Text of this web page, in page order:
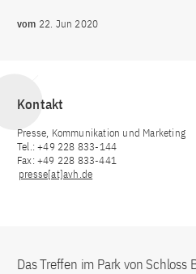
vom 22. Jun 2020
Kontakt
Presse, Kommunikation und Marketing
Tel.: +49 228 833-144
Fax: +49 228 833-441
presse[at]avh.de
Das Treffen im Park von Schloss